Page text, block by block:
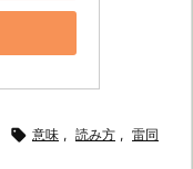
 意味 , 読み方 , 雷同